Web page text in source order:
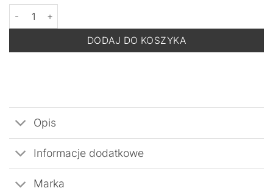
ilość MEDIK8 Hydr8 B5 - Lekkie Serum Intensywnie
DODAJ DO KOSZYKA
Opis
Informacje dodatkowe
Marka